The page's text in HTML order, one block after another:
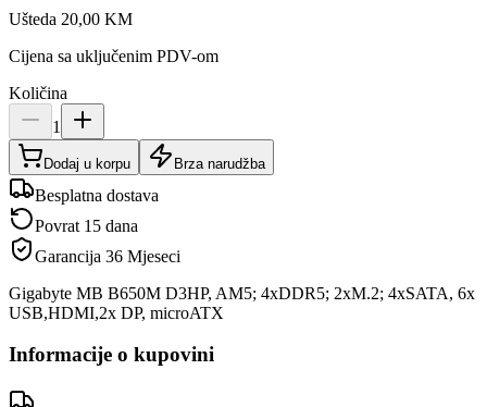
Ušteda 20,00 KM
Cijena sa uključenim PDV-om
Količina
1
Dodaj u korpu Brza narudžba
Besplatna dostava
Povrat 15 dana
Garancija 36 Mjeseci
Gigabyte MB B650M D3HP, AM5; 4xDDR5; 2xM.2; 4xSATA, 6x
USB,HDMI,2x DP, microATX
Informacije o kupovini